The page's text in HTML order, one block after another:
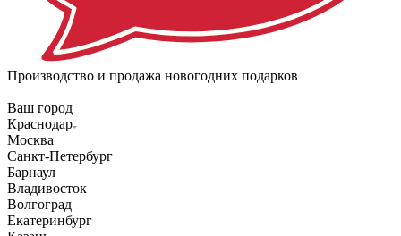
Производство и продажа новогодних подарков
Ваш город
Краснодар
Москва
Санкт-Петербург
Барнаул
Владивосток
Волгоград
Екатеринбург